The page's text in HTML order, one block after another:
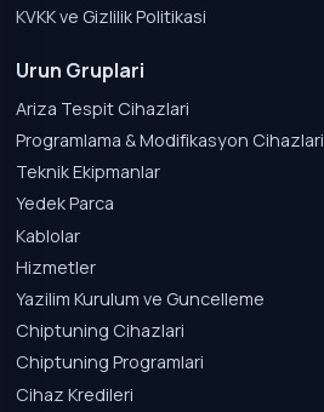
KVKK ve Gizlilik Politikasi
Urun Gruplari
Ariza Tespit Cihazlari
Programlama & Modifikasyon Cihazlari
Teknik Ekipmanlar
Yedek Parca
Kablolar
Hizmetler
Yazilim Kurulum ve Guncelleme
Chiptuning Cihazlari
Chiptuning Programlari
Cihaz Kredileri